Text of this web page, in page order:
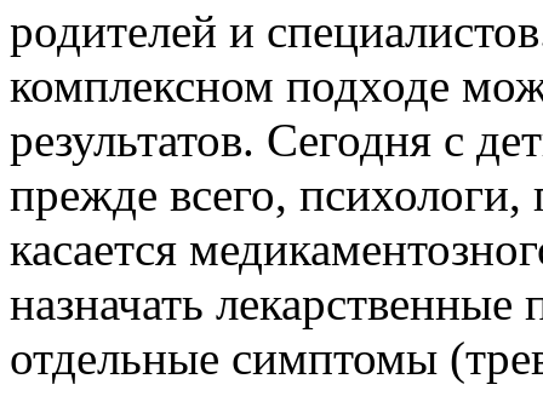
родителей и
комплексном подходе
результатов. Сегодня с
прежде всего,
касается
назначать
отдельные симптомы